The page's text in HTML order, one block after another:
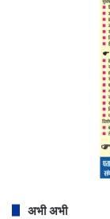
अभी अभी